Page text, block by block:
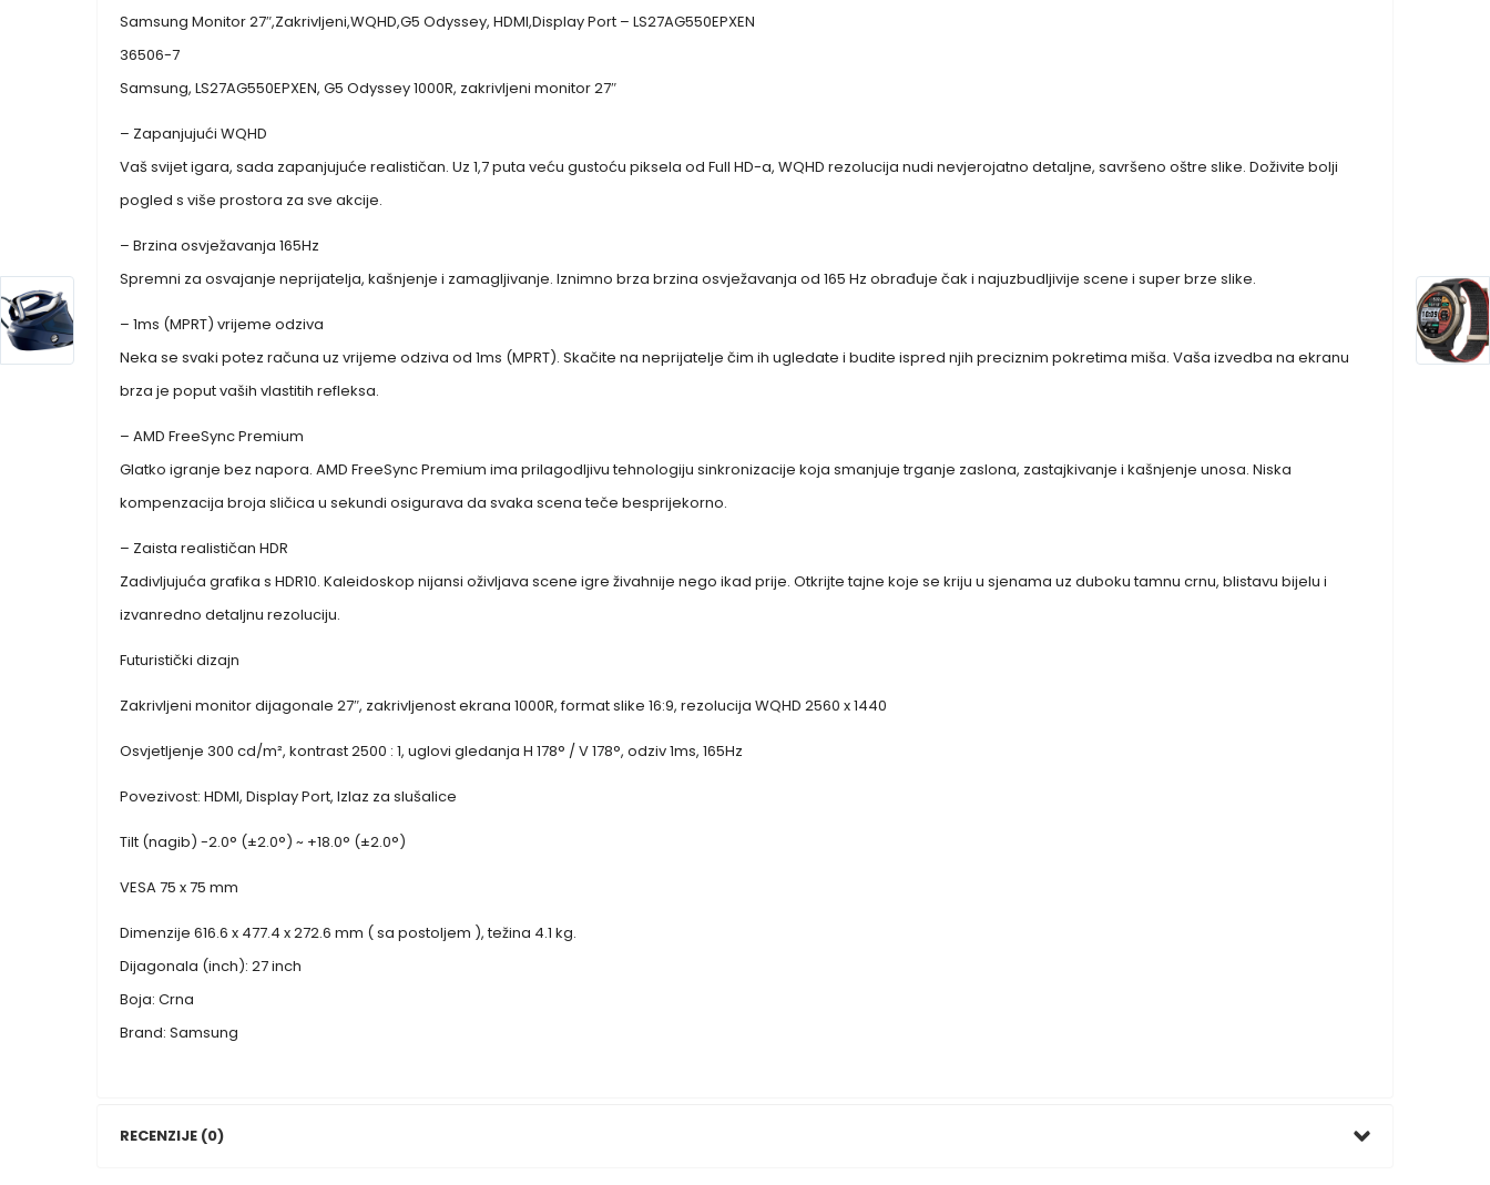
Samsung Monitor 27″,Zakrivljeni,WQHD,G5 Odyssey, HDMI,Display Port – LS27AG550EPXEN
36506-7
Samsung, LS27AG550EPXEN, G5 Odyssey 1000R, zakrivljeni monitor 27″
– Zapanjujući WQHD
Vaš svijet igara, sada zapanjujuće realističan. Uz 1,7 puta veću gustoću piksela od Full HD-a, WQHD rezolucija nudi nevjerojatno detaljne, savršeno oštre slike. Doživite bolji
pogled s više prostora za sve akcije.
– Brzina osvježavanja 165Hz
Spremni za osvajanje neprijatelja, kašnjenje i zamagljivanje. Iznimno brza brzina osvježavanja od 165 Hz obrađuje čak i najuzbudljivije scene i super brze slike.
– 1ms (MPRT) vrijeme odziva
Neka se svaki potez računa uz vrijeme odziva od 1ms (MPRT). Skačite na neprijatelje čim ih ugledate i budite ispred njih preciznim pokretima miša. Vaša izvedba na ekranu
brza je poput vaših vlastitih refleksa.
– AMD FreeSync Premium
Glatko igranje bez napora. AMD FreeSync Premium ima prilagodljivu tehnologiju sinkronizacije koja smanjuje trganje zaslona, zastajkivanje i kašnjenje unosa. Niska
kompenzacija broja sličica u sekundi osigurava da svaka scena teče besprijekorno.
– Zaista realističan HDR
Zadivljujuća grafika s HDR10. Kaleidoskop nijansi oživljava scene igre živahnije nego ikad prije. Otkrijte tajne koje se kriju u sjenama uz duboku tamnu crnu, blistavu bijelu i
izvanredno detaljnu rezoluciju.
Futuristički dizajn
Zakrivljeni monitor dijagonale 27″, zakrivljenost ekrana 1000R, format slike 16:9, rezolucija WQHD 2560 x 1440
Osvjetljenje 300 cd/m², kontrast 2500 : 1, uglovi gledanja H 178° / V 178°, odziv 1ms, 165Hz
Povezivost: HDMI, Display Port, Izlaz za slušalice
Tilt (nagib) -2.0° (±2.0°) ~ +18.0° (±2.0°)
VESA 75 x 75 mm
Dimenzije 616.6 x 477.4 x 272.6 mm ( sa postoljem ), težina 4.1 kg.
Dijagonala (inch): 27 inch
Boja: Crna
Brand: Samsung
RECENZIJE (0)